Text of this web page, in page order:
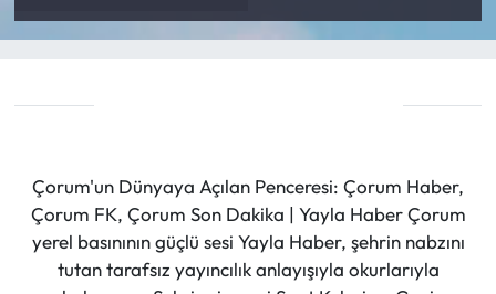
Çorum'un Dünyaya Açılan Penceresi: Çorum Haber,
Çorum FK, Çorum Son Dakika | Yayla Haber Çorum
yerel basınının güçlü sesi Yayla Haber, şehrin nabzını
tutan tarafsız yayıncılık anlayışıyla okurlarıyla